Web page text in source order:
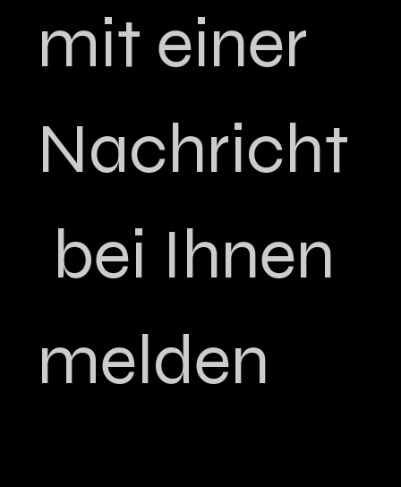
mit einer
Nachricht
bei Ihnen
melden